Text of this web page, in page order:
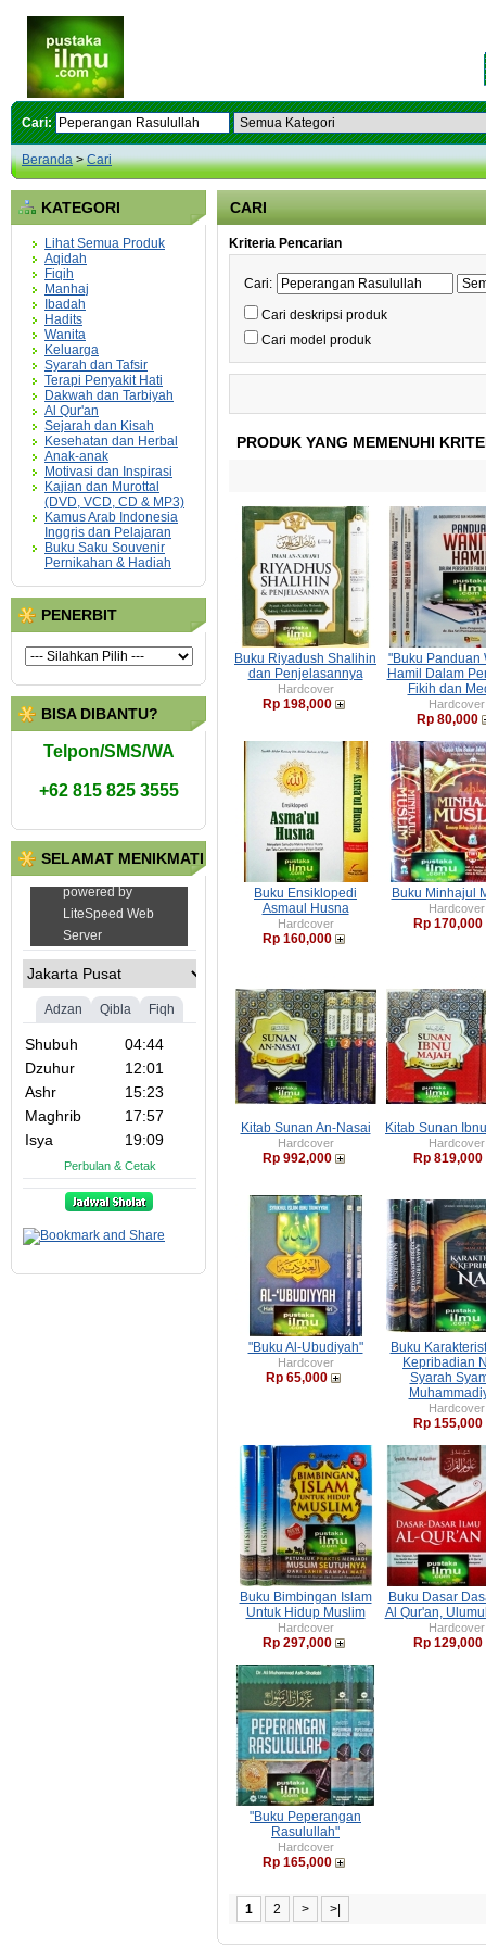
Cari:
Beranda>Cari
KATEGORI
Lihat Semua Produk
Aqidah
Fiqih
Manhaj
Ibadah
Hadits
Wanita
Keluarga
Syarah dan Tafsir
Terapi Penyakit Hati
Dakwah dan Tarbiyah
Al Qur'an
Sejarah dan Kisah
Kesehatan dan Herbal
Anak-anak
Motivasi dan Inspirasi
Kajian dan Murottal
(DVD, VCD, CD & MP3)
Kamus Arab Indonesia
Inggris dan Pelajaran
Buku Saku Souvenir
Pernikahan & Hadiah
PENERBIT
BISA DIBANTU?
Telpon/SMS/WA
+62 815 825 3555
SELAMAT MENIKMATI
CARI
Kriteria Pencarian
Cari:
Cari deskripsi produk
Cari model produk
PRODUK YANG MEMENUHI
Buku Riyadush Shalihin
dan Penjelasannya
Hardcover
Rp 198,000
"Buku Panduan
Hamil Dalam
Fikih dan
Hardcover
Rp 80,000
Buku Ensiklopedi
Asmaul Husna
Hardcover
Rp 160,000
Buku Minhajul
Hardcover
Rp 170,000
Kitab Sunan An-Nasai
Hardcover
Rp 992,000
Kitab Sunan
Hardcover
Rp 819,000
"Buku Al-Ubudiyah"
Hardcover
Rp 65,000
Buku
Kepribadian
Syarah
Hardcover
Rp 155,000
Buku Bimbingan Islam
Untuk Hidup Muslim
Hardcover
Rp 297,000
Buku Dasar
Al Qur'an,
Hardcover
Rp 129,000
"Buku Peperangan
Rasulullah"
Hardcover
Rp 165,000
1 2 > >|